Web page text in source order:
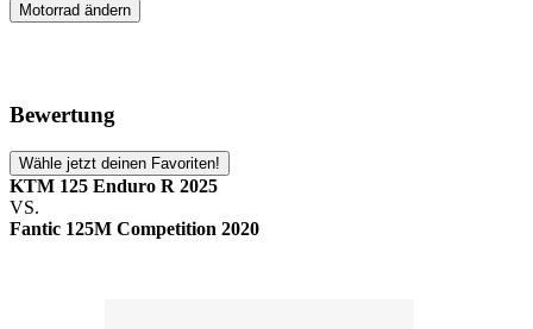
Motorrad ändern
Bewertung
Wähle jetzt deinen Favoriten!
KTM 125 Enduro R 2025
VS.
Fantic 125M Competition 2020